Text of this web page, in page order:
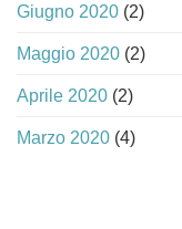
Giugno 2020 (2)
Maggio 2020 (2)
Aprile 2020 (2)
Marzo 2020 (4)